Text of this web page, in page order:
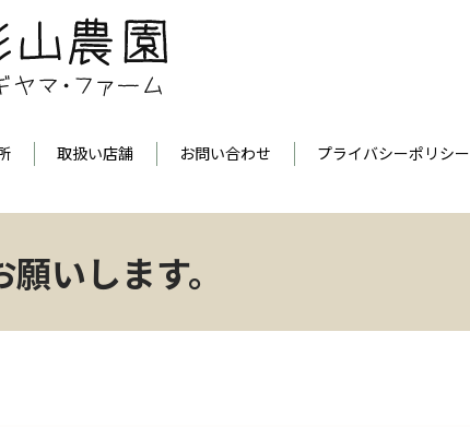
取扱い店舗 お問い合わせ プライバシーポリシー
いします。